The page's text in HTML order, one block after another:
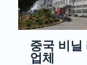
중국 비닐
업체